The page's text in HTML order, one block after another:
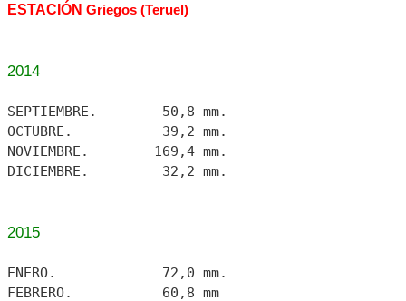
ESTACIÓN Griegos (Teruel)
2014
SEPTIEMBRE. 50,8 mm.
OCTUBRE. 39,2 mm.
NOVIEMBRE. 169,4 mm.
DICIEMBRE. 32,2 mm.
2015
ENERO. 72,0 mm.
FEBRERO. 60,8 mm